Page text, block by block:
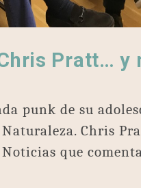
Pratt… y
punk de su
Chris
que